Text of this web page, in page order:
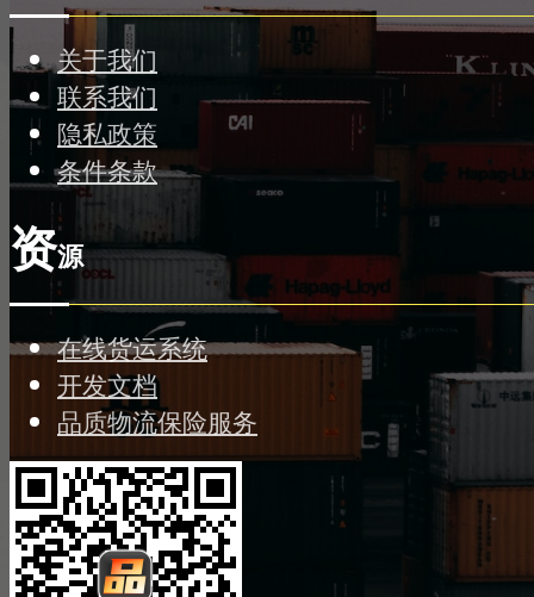
关于我们
联系我们
隐私政策
条件条款
资源
在线货运系统
开发文档
品质物流保险服务